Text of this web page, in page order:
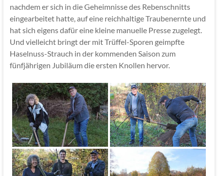
nachdem er sich in die Geheimnisse des Rebenschnitts
eingearbeitet hatte, auf eine reichhaltige Traubenernte und
hat sich eigens dafür eine kleine manuelle Presse zugelegt.
Und vielleicht bringt der mit Trüffel-Sporen geimpfte
Haselnuss-Strauch in der kommenden Saison zum
fünfjährigen Jubiläum die ersten Knollen hervor.